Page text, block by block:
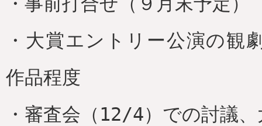
・大賞エントリー公演の
作品程度
・審査会（12/4）での討議